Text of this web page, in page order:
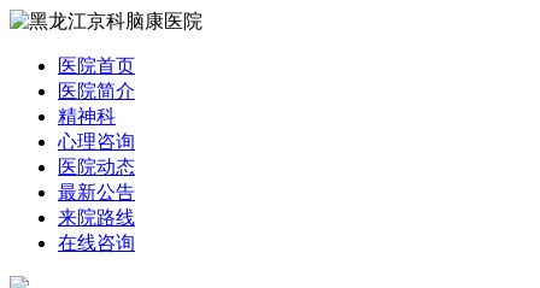
医院首页
医院简介
精神科
心理咨询
医院动态
最新公告
来院路线
在线咨询